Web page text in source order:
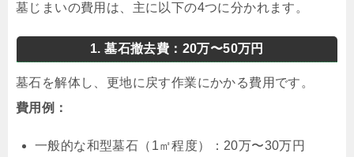
墓じまいの費用は、主に以下の4つに分かれます。
1. 墓石撤去費：20万〜50万円
墓石を解体し、更地に戻す作業にかかる費用です。
費用例：
一般的な和型墓石（1㎡程度）：20万〜30万円